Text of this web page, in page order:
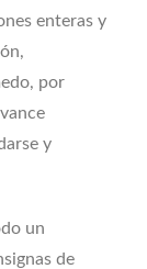
enteras y
por
y
un
de